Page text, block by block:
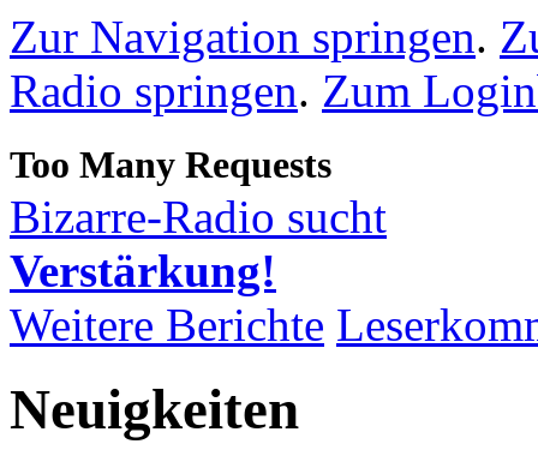
Zur Navigation springen.
Radio springen. Zum
Bizarre-Radio sucht
Verstärkung!
Weitere Berichte
Neuigkeiten